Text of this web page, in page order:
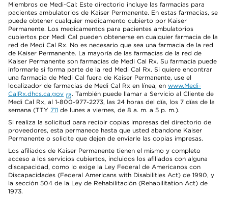
Miembros de Medi-Cal: Este directorio incluye las farmacias para
pacientes ambulatorios de Kaiser Permanente. En estas farmacias, se
puede obtener cualquier medicamento cubierto por Kaiser
Permanente. Los medicamentos para pacientes ambulatorios
cubiertos por Medi Cal pueden obtenerse en cualquier farmacia de la
red de Medi Cal Rx. No es necesario que sea una farmacia de la red
de Kaiser Permanente. La mayoría de las farmacias de la red de
Kaiser Permanente son farmacias de Medi Cal Rx. Su farmacia puede
informarle si forma parte de la red Medi Cal Rx. Si quiere encontrar
una farmacia de Medi Cal fuera de Kaiser Permanente, use el
localizador de farmacias de Medi Cal Rx en línea, en www.Medi-
CalRx.dhcs.ca.gov
. También puede llamar a Servicio al Cliente de
Medi Cal Rx, al 1-800-977-2273, las 24 horas del día, los 7 días de la
semana (TTY 711 de lunes a viernes, de 8 a. m. a 5 p. m.).
Si realiza la solicitud para recibir copias impresas del directorio de
proveedores, esta permanece hasta que usted abandone Kaiser
Permanente o solicite que dejen de enviarle las copias impresas.
Los afiliados de Kaiser Permanente tienen el mismo y completo
acceso a los servicios cubiertos, incluidos los afiliados con alguna
discapacidad, como lo exige la Ley Federal de Americanos con
Discapacidades (Federal Americans with Disabilities Act) de 1990, y
la sección 504 de la Ley de Rehabilitación (Rehabilitation Act) de
1973.